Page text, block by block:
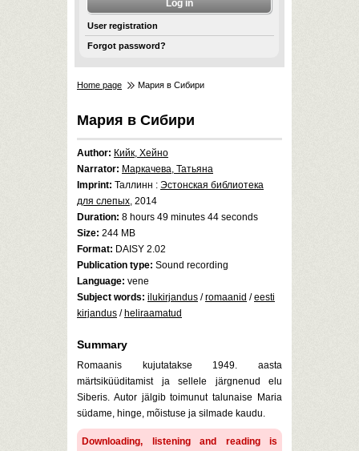
User registration
Forgot password?
Home page Мария в Сибири
Мария в Сибири
Author: Кийк, Хейно
Narrator: Маркачева, Татьяна
Imprint: Таллинн : Эстонская библиотека
для слепых, 2014
Duration: 8 hours 49 minutes 44 seconds
Size: 244 MB
Format: DAISY 2.02
Publication type: Sound recording
Language: vene
Subject words: ilukirjandus /romaanid /eesti
kirjandus / heliraamatud
Summary
Romaanis kujutatakse 1949. aasta
märtsiküüditamist ja sellele järgnenud elu
Siberis. Autor jälgib toimunut talunaise Maria
südame, hinge, mõistuse ja silmade kaudu.
Downloading, listening and reading is